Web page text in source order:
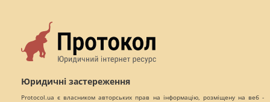
Юридичні застереження
Protocol.ua є власником авторських прав на інформацію, розміщену на веб -